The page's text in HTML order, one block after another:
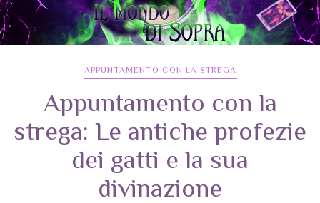
APPUNTAMENTO CON LA STREGA
Appuntamento con la
strega: Le antiche profezie
dei gatti e la sua
divinazione